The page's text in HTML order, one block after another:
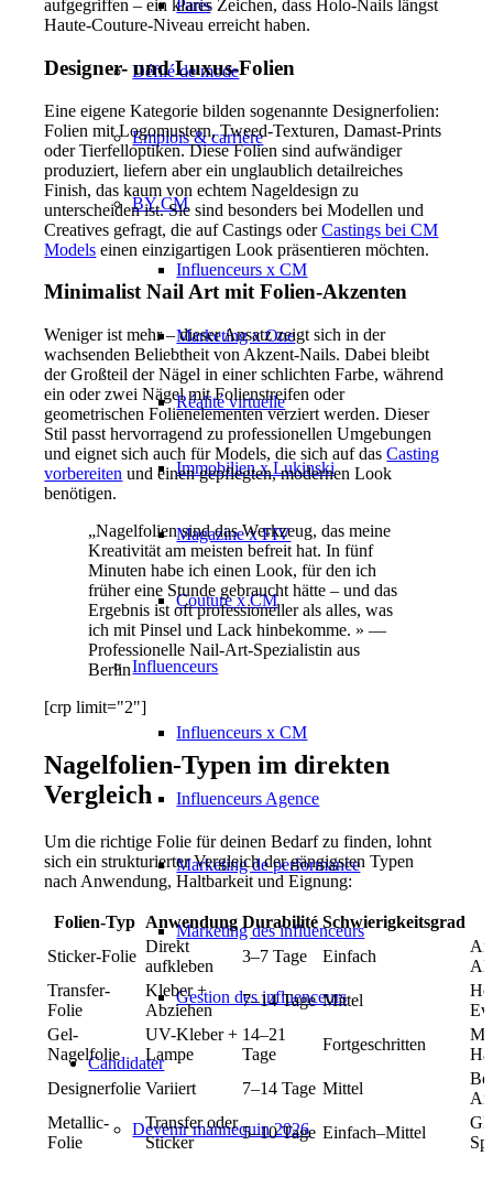
Paris
Défilé de mode
Emplois & carrière
BY CM
Influenceurs x CM
Marketing x One
Réalité virtuelle
Immobilien x Lukinski
Magazine x FIV
Couture x CM
Influenceurs
Influenceurs x CM
Influenceurs Agence
Marketing de performance
Marketing des influenceurs
Gestion des influenceurs
Candidater
Devenir mannequin 2026
aufgegriffen – ein klares Zeichen, dass Holo-Nails längst
Haute-Couture-Niveau erreicht haben.
Designer- und Luxus-Folien
Eine eigene Kategorie bilden sogenannte Designerfolien:
Folien mit Logomustern, Tweed-Texturen, Damast-Prints
oder Tierfelloptiken. Diese Folien sind aufwändiger
produziert, liefern aber ein unglaublich detailreiches
Finish, das kaum von echtem Nageldesign zu
unterscheiden ist. Sie sind besonders bei Modellen und
Creatives gefragt, die auf Castings oderCastings bei CM
Models einen einzigartigen Look präsentieren möchten.
Minimalist Nail Art mit Folien-Akzenten
Weniger ist mehr – dieser Ansatz zeigt sich in der
wachsenden Beliebtheit von Akzent-Nails. Dabei bleibt
der Großteil der Nägel in einer schlichten Farbe, während
ein oder zwei Nägel mit Folienstreifen oder
geometrischen Folienelementen verziert werden. Dieser
Stil passt hervorragend zu professionellen Umgebungen
und eignet sich auch für Models, die sich auf dasCasting
vorbereiten und einen gepflegten, modernen Look
benötigen.
„Nagelfolien sind das Werkzeug, das meine
Kreativität am meisten befreit hat. In fünf
Minuten habe ich einen Look, für den ich
früher eine Stunde gebraucht hätte – und das
Ergebnis ist oft professioneller als alles, was
ich mit Pinsel und Lack hinbekomme. » —
Professionelle Nail-Art-Spezialistin aus
Berlin
[crp limit="2"]
Nagelfolien-Typen im direkten
Vergleich
Um die richtige Folie für deinen Bedarf zu finden, lohnt
sich ein strukturierter Vergleich der gängigsten Typen
nach Anwendung, Haltbarkeit und Eignung:
Folien-Typ Anwendung Durabilité Schwierigkeitsgrad
Sticker-Folie
Direkt
aufkleben
3–7 Tage Einfach
Transfer-
Folie
Kleber +
Abziehen
7–14 Tage Mittel
Gel-
Nagelfolie
UV-Kleber +
Lampe
14–21
Tage
Fortgeschritten
Designerfolie Variiert 7–14 Tage Mittel
Metallic-
Folie
Transfer oder
Sticker
5–10 Tage Einfach–Mittel